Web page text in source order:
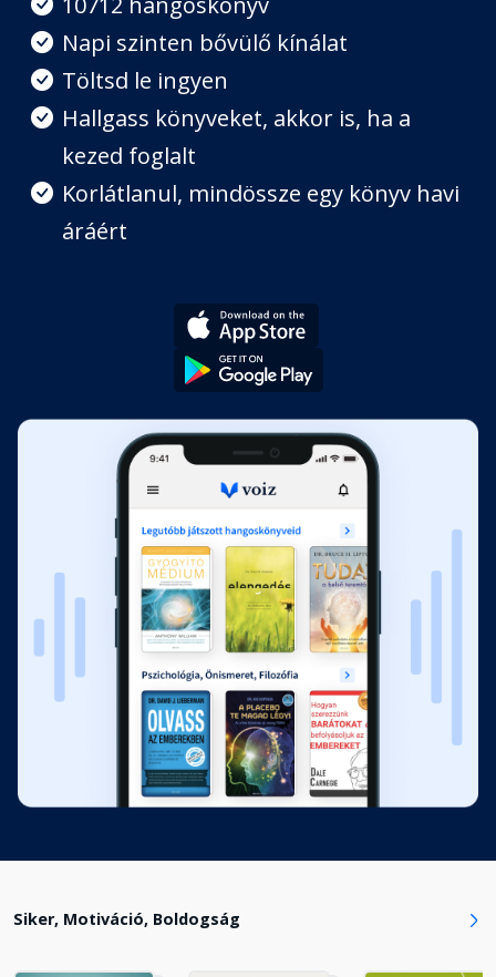
Találd fel újra a gondolkodásod!
Fejezet hossza: 00:07:57
Képzeleted ereje
Fejezet hossza: 00:06:02
Napi bölcsesség, hogy olvass és
Fejezet hossza: 00:04:21
Napi szinten bővülő kínálat
Töltsd le ingyen
Hallgass könyveket, akkor is, ha a
kezed foglalt
Korlátlanul, mindössze egy könyv havi
áráért
Siker, Motiváció, Boldogság